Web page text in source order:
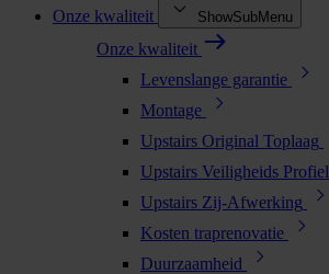
Onze kwaliteit
ShowSubMenu
Onze kwaliteit
Levenslange garantie
Montage
Upstairs Original Toplaag
Upstairs Veiligheids Profiel
Upstairs Zij-Afwerking
Kosten traprenovatie
Duurzaamheid